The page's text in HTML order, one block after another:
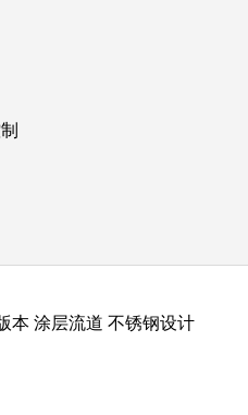
本 涂层流道 不锈钢设计